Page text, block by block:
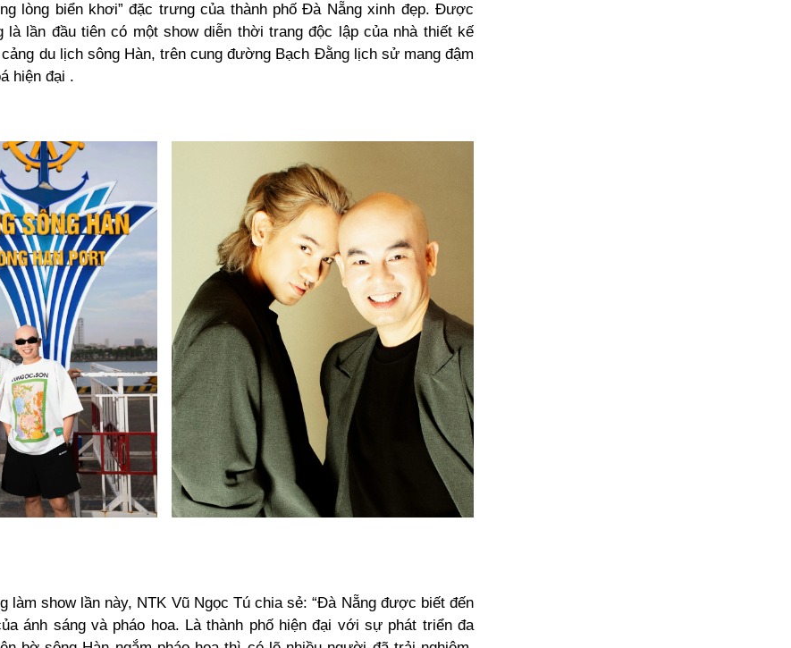
lòng biển khơi” đặc trưng của thành phố Đà Nẵng xinh đẹp. Được
là lần đầu tiên có một show diễn thời trang độc lập của nhà thiết kế
du lịch sông Hàn, trên cung đường Bạch Đằng lịch sử mang đậm
hiện đại .
làm show lần này, NTK Vũ Ngọc Tú chia sẻ: “Đà Nẵng được biết đến
ánh sáng và pháo hoa. Là thành phố hiện đại với sự phát triển đa